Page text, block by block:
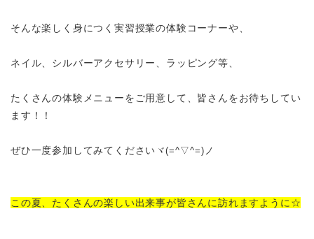
そんな楽しく身につく実習授業の体験コーナーや、
ネイル、シルバーアクセサリー、ラッピング等、
たくさんの体験メニューをご用意して、皆さんをお待ちしてい
ます！！
ぜひ一度参加してみてください ヾ(=^▽^=) ノ
この夏、たくさんの楽しい出来事が皆さんに訪れますように☆